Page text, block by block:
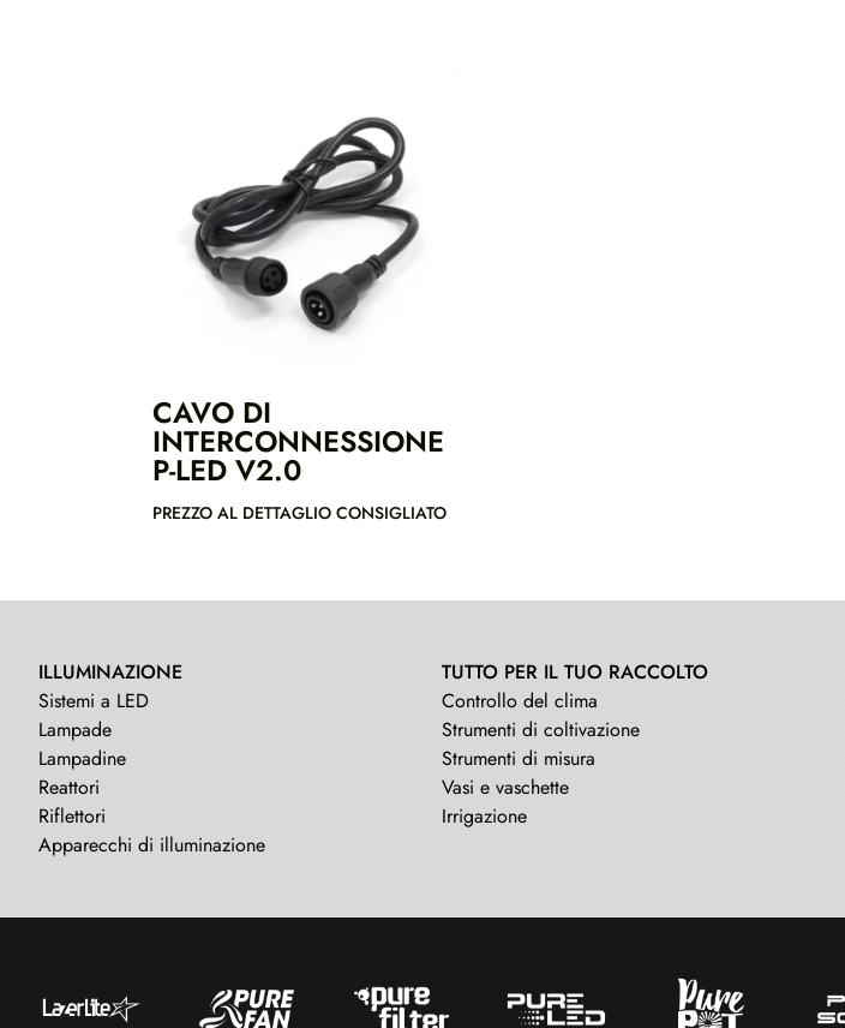
CAVO DI
INTERCONNESSIONE
P-LED V2.0
PREZZO AL DETTAGLIO CONSIGLIATO
ILLUMINAZIONE
Sistemi a LED
Lampade
Lampadine
Reattori
Riflettori
Apparecchi di illuminazione
TUTTO PER IL TUO RACCOLTO
Controllo del clima
Strumenti di coltivazione
Strumenti di misura
Vasi e vaschette
Irrigazione